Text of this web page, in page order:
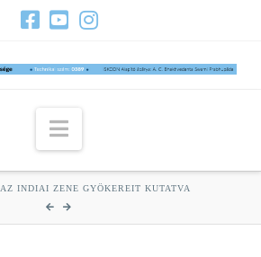
Navigation
AZ INDIAI ZENE GYÖKEREIT KUTATVA